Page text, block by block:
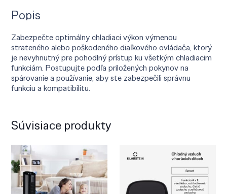
Popis
Zabezpečte optimálny chladiaci výkon výmenou
strateného alebo poškodeného diaľkového ovládača, ktorý
je nevyhnutný pre pohodlný prístup ku všetkým chladiacim
funkciám. Postupujte podľa priložených pokynov na
spárovanie a používanie, aby ste zabezpečili správnu
funkciu a kompatibilitu.
Súvisiace produkty